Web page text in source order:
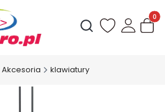
Otwórz
Akcesoria klawiatury